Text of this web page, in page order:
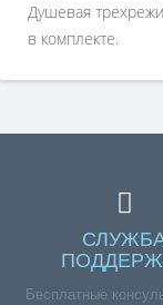
Душевая
в комплекте.
Бесплатные